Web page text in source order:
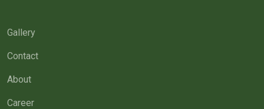
Gallery
Contact
About
Career